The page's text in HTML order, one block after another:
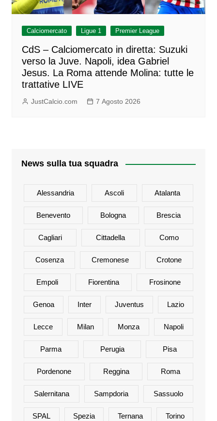
Calciomercato Ligue 1 Premier League
CdS – Calciomercato in diretta: Suzuki
verso la Juve. Napoli, idea Gabriel
Jesus. La Roma attende Molina: tutte le
trattative LIVE
JustCalcio.com 7 Agosto 2026
News sulla tua squadra
Alessandria Ascoli Atalanta
Benevento Bologna Brescia
Cagliari Cittadella Como
Cosenza Cremonese Crotone
Empoli Fiorentina Frosinone
Genoa Inter Juventus Lazio
Lecce Milan Monza Napoli
Parma Perugia Pisa
Pordenone Reggina Roma
Salernitana Sampdoria Sassuolo
SPAL Spezia Ternana Torino